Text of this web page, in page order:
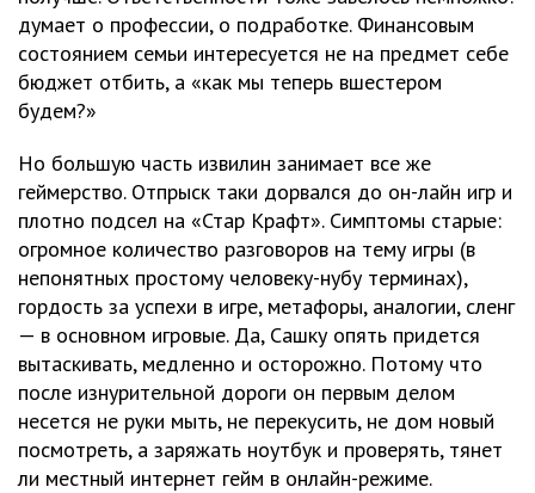
думает о профессии, о подработке. Финансовым
состоянием семьи интересуется не на предмет себе
бюджет отбить, а «как мы теперь вшестером
будем?»
Но большую часть извилин занимает все же
геймерство. Отпрыск таки дорвался до он-лайн игр и
плотно подсел на «Стар Крафт». Симптомы старые:
огромное количество разговоров на тему игры (в
непонятных простому человеку-нубу терминах),
гордость за успехи в игре, метафоры, аналогии, сленг
— в основном игровые. Да, Сашку опять придется
вытаскивать, медленно и осторожно. Потому что
после изнурительной дороги он первым делом
несется не руки мыть, не перекусить, не дом новый
посмотреть, а заряжать ноутбук и проверять, тянет
ли местный интернет гейм в онлайн-режиме.